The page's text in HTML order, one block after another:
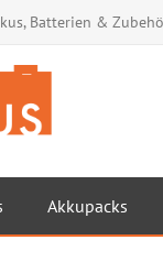
Batterien &
Akkupacks